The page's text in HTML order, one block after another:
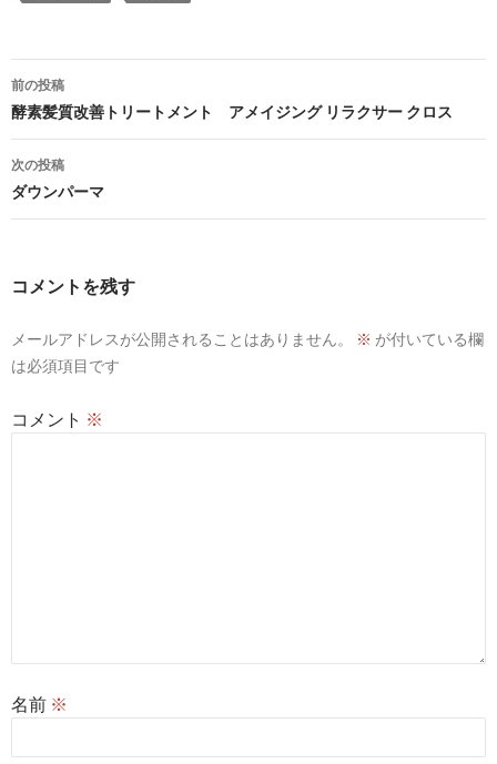
投
稿
ナ
ビ
ゲ
ョ
前の投稿
酵素髪質改善トリートメント アメイジング リラクサー クロス
次の投稿
ダウンパーマ
コメントを残す
メールアドレスが公開されることはありません。 ※ が付いている欄
は必須項目です
コメント ※
名前 ※